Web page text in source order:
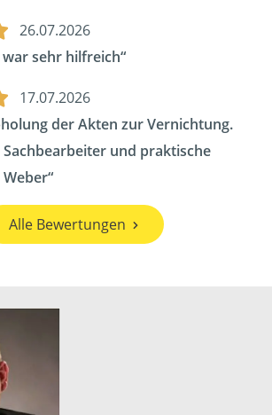
26.07.2026
sehr hilfreich
17.07.2026
der Akten zur Vernichtung.
und praktische
Weber
Alle Bewertungen